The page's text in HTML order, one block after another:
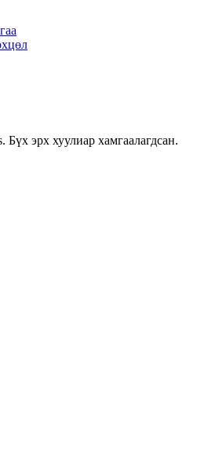
Бүх эрх хуулиар хамгаалагдсан.